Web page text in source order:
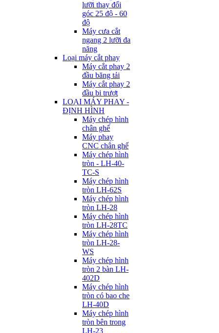
lưỡi thay đổi
góc 25 độ - 60
độ
Máy cưa cắt
ngang 2 lưỡi đa
năng
Loại máy cắt phay
Máy cắt phay 2
đầu băng tải
Máy cắt phay 2
đầu bi trượt
LOẠI MÁY PHAY -
ĐỊNH HÌNH
Máy chép hình
chân ghế
Máy phay
CNC chân ghế
Máy chép hình
tròn - LH-40-
TC-S
Máy chép hình
tròn LH-62S
Máy chép hình
tròn LH-28
Máy chép hình
tròn LH-28TC
Máy chép hình
tròn LH-28-
WS
Máy chép hình
tròn 2 bàn LH-
402D
Máy chép hình
tròn có bao che
LH-40D
Máy chép hình
tròn bên trong
LH-23